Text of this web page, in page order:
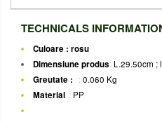
Burete bucatarie
Cafea si ceai
Decoratiuni
TECHNICALS
Culoare : rosu
Dimensiune produs: L.29.50cm ;
Greutate : :0.060 Kg
Material : PP